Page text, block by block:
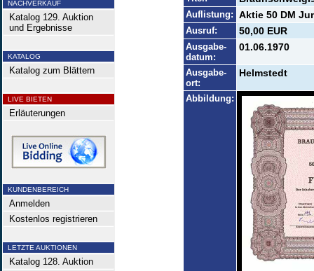
NACHVERKAUF
Katalog 129. Auktion
und Ergebnisse
KATALOG
Katalog zum Blättern
LIVE BIETEN
Erläuterungen
KUNDENBEREICH
Anmelden
Kostenlos registrieren
LETZTE AUKTIONEN
Katalog 128. Auktion
Auflistung: Aktie 50 DM
Ausruf: 50,00 EUR
Ausgabe-
datum:
01.06.1970
Ausgabe-
ort:
Helmstedt
Abbildung: